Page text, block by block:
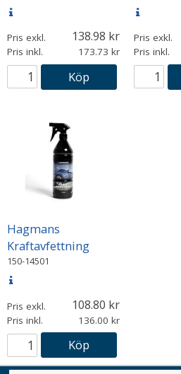
Pris exkl. 138.98
Pris inkl. 173.73
Köp
Pris exkl.
Pris inkl.
Hagmans
Kraftavfettning
150-14501
Pris exkl. 108.80
Pris inkl. 136.00
Köp